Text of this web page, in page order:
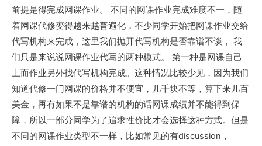
前提是得完成网课作业。 不同的网课作业完成难度不一，随
着网课代修变得越来越普遍化，不少同学开始把网课作业交给
代写机构来完成，这里我们抛开代写机构是否靠谱不谈， 我
们只是来说说网课作业代写的两种模式。 第一种是网课自己
上而作业另外找代写机构完成。这种情况比较少见，因为我们
知道代修一门网课的价格并不便宜，几千块不等，算下来几百
美金，再有如果不是靠谱的机构的话网课成绩并不能得到保
障，所以一部分同学为了追求性价比才会选择这种方式。但是
不同的网课作业类型不一样，比如常见的有discussion，